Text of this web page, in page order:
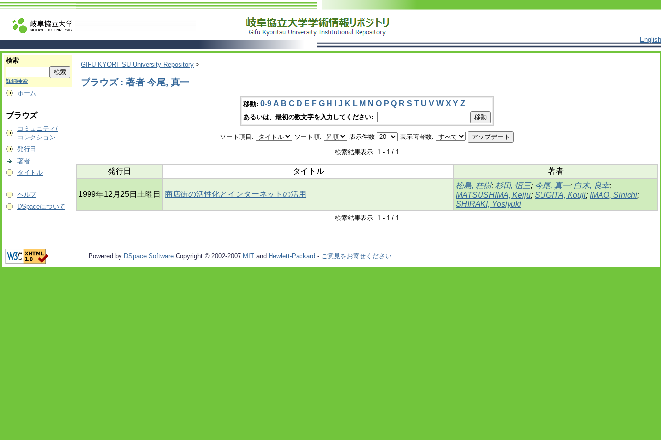
English
検索
詳細検索
ホーム
ブラウズ
コミュニティ/
コレクション
発行日
著者
タイトル
ヘルプ
DSpaceについて
GIFU KYORITSU University Repository >
ブラウズ : 著者 今尾, 真一
移動: 0-9 A B C D E F G H J K L M N O P Q R S T U V W X Y Z
あるいは、最初の数文字を入力してください:
ソート項目: ソート順: 表示件数 表示著者数:
検索結果表示: 1 - 1 / 1
発行日 タイトル 著者
1999年12月25日土曜日 商店街の活性化とインターネットの活用
松島, 桂樹; 杉田, 恒三; 今尾, 真一; 白木, 良幸;
MATSUSHIMA, Keiju; SUGITA, Kouji; IMAO, Sinichi;
SHIRAKI, Yosiyuki
検索結果表示: 1 - 1 / 1
Powered by DSpace Software Copyright © 2002-2007 MIT and Hewlett-Packard - ご意見をお寄せください